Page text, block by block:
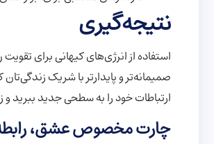
نتیجه‌گیری
استفاده از انرژی‌های کیهانی برای
صمیمانه‌تر و پایدارتر با شریک
ارتباطات خود را به سطحی جدید ببرید
چارت مخصوص عشق، رابطه